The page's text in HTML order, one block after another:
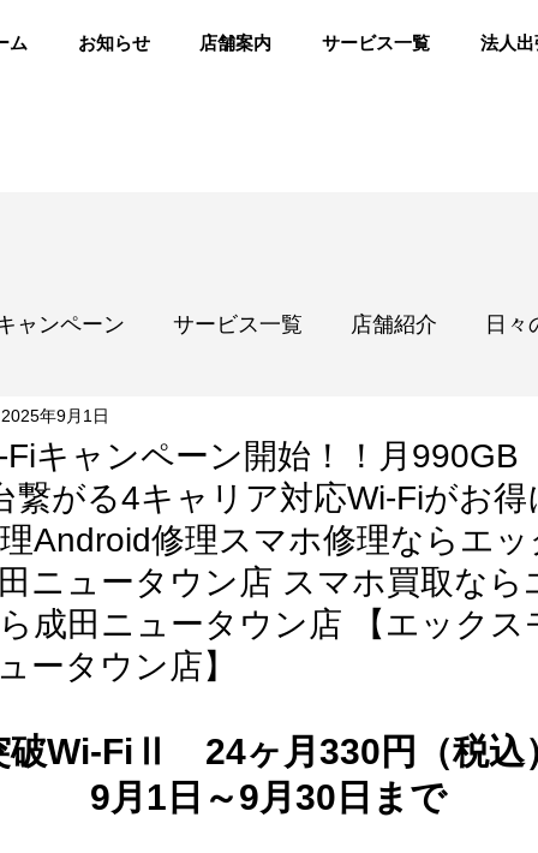
ム お知らせ 店舗案内 サービス一覧 法人
ャンペーン サービス一覧 店舗紹介 日々
キャンペーン開始！！月990GB
繋がる4キャリア対応Wi-Fiがお得
Android修理スマホ修理ならエ
ニュータウン店 スマホ買取なら
成田ニュータウン店 【エックス
ータウン店】
2025年9月1日
破Wi-FiⅡ　24ヶ月330円（税込
9月1日～9月30日まで